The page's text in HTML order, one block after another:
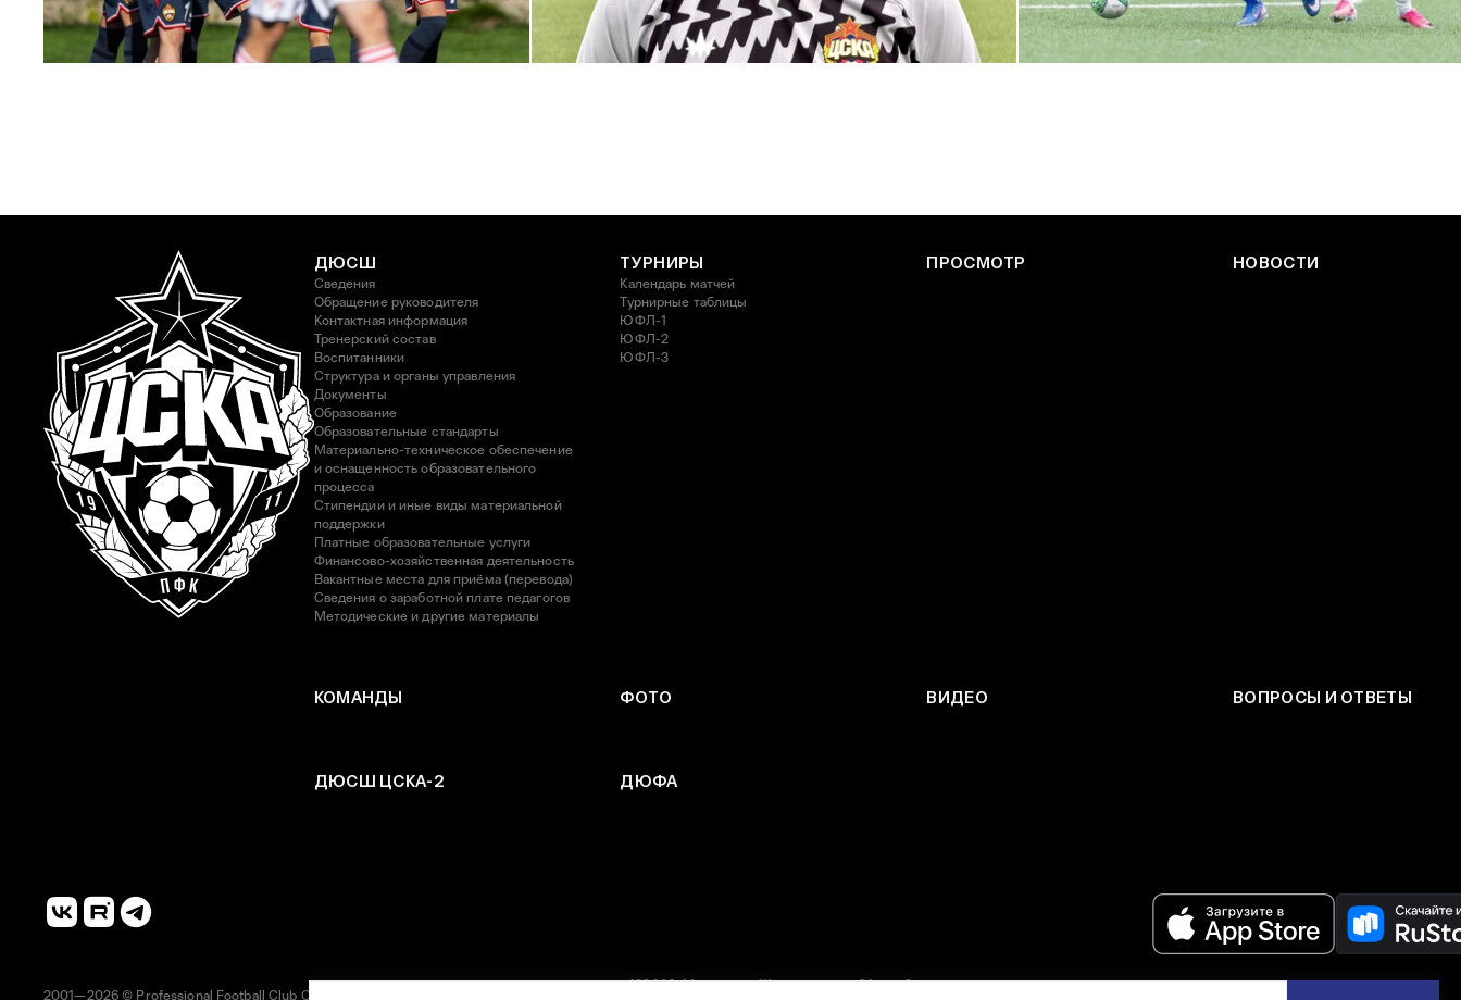
ЮФЛ: Московское дерби на «Октябре»
3 АВГУСТА 2026 14:15
С возвращением в родной клуб, Антон Александрович!
27 ИЮЛЯ 2026 14:40
ЮФЛ: Армейцы приняли «Чертаново»
ДЮСШ
Сведения
Обращение руководителя
Контактная информация
Тренерский состав
Воспитанники
Структура и органы управления
Документы
Образование
Образовательные стандарты
Материально-техническое обеспечение
и оснащенность образовательного
процесса
Стипендии и иные виды материальной
поддержки
Платные образовательные услуги
Финансово-хозяйственная деятельность
Вакантные места для приёма (перевода)
Сведения о заработной плате педагогов
Методические и другие материалы
ТУРНИРЫ
Календарь матчей
Турнирные таблицы
ЮФЛ-1
ЮФЛ-2
ЮФЛ-3
ПРОСМОТР НОВОСТИ
КОМАНДЫ ФОТО ВИДЕО ВОПРОСЫ И ОТВЕТЫ
ДЮСШ ЦСКА-2 ДЮФА
2001—2026 © Professional Football Club CSKA
123098, Москва, ул. Живописная, д. 21 стр. 3